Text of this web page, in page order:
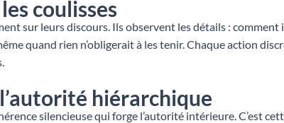
coulisses
sur leurs discours. Ils observent les détails : comment
quand rien n’obligerait à les tenir. Chaque action
hiérarchique
silencieuse qui forge l’autorité intérieure. C’est